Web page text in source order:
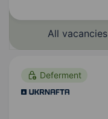
з досвідчених
службу в різних…
All
Deferment